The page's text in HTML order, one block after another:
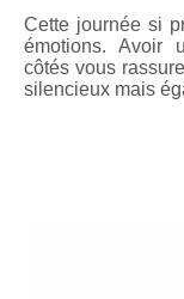
Cette journée si
émotions. Avoir
côtés vous
silencieux mais